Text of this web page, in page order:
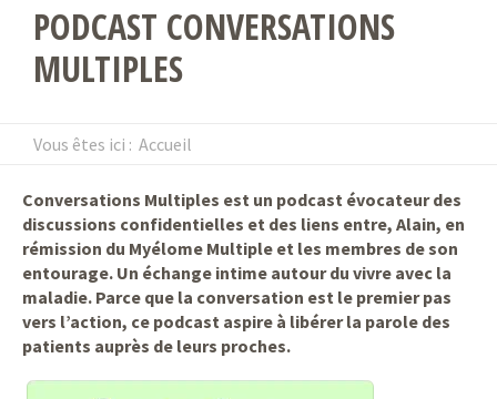
PODCAST CONVERSATIONS
MULTIPLES
Vous êtes ici : Accueil
Conversations Multiples est un podcast évocateur des
discussions confidentielles et des liens entre, Alain, en
rémission du Myélome Multiple et les membres de son
entourage. Un échange intime autour du vivre avec la
maladie. Parce que la conversation est le premier pas
vers l’action, ce podcast aspire à libérer la parole des
patients auprès de leurs proches.